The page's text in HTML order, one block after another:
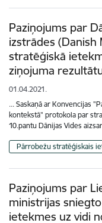
Paziņojums par
izstrādes (Danish
stratēģiskā
ziņojuma
01.04.2021.
... Saskaņā ar Konvencijas
kontekstā" protokola par
10.pantu Dānijas Vides
Pārrobežu stratēģiskais
Paziņojums par
ministrijas
ietekmes uz vidi